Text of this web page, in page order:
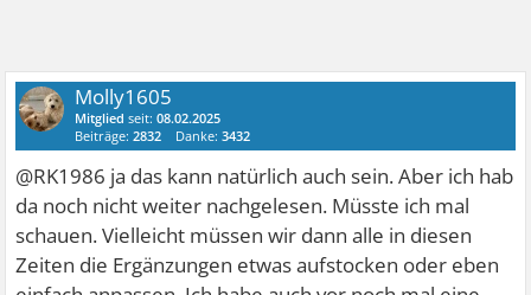
Molly1605
Mitglied seit:08.02.2025
Beiträge:2832 Danke:3432
@RK1986 ja das kann natürlich auch sein. Aber ich hab
da noch nicht weiter nachgelesen. Müsste ich mal
schauen. Vielleicht müssen wir dann alle in diesen
Zeiten die Ergänzungen etwas aufstocken oder eben